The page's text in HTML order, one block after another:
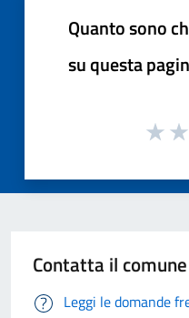
Quanto sono
su questa
Contatta il comune
Leggi le domande